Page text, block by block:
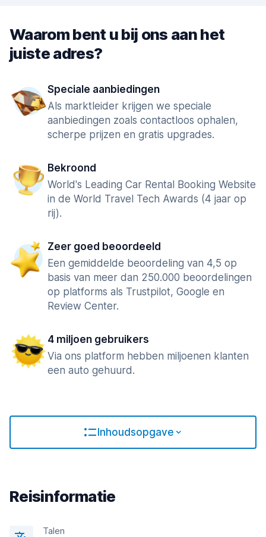
Waarom bent u bij ons aan het
juiste adres?
Speciale aanbiedingen
Als marktleider krijgen we speciale
aanbiedingen zoals contactloos ophalen,
scherpe prijzen en gratis upgrades.
Bekroond
World's Leading Car Rental Booking Website
in de World Travel Tech Awards (4 jaar op
rij).
Zeer goed beoordeeld
Een gemiddelde beoordeling van 4,5 op
basis van meer dan 250.000 beoordelingen
op platforms als Trustpilot, Google en
Review Center.
4 miljoen gebruikers
Via ons platform hebben miljoenen klanten
een auto gehuurd.
Inhoudsopgave
Reisinformatie
Talen